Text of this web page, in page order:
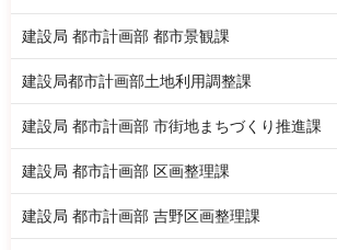
建設局 都市計画部 都市景観課
建設局都市計画部土地利用調整課
建設局 都市計画部 市街地まちづくり推進課
建設局 都市計画部 区画整理課
建設局 都市計画部 吉野区画整理課